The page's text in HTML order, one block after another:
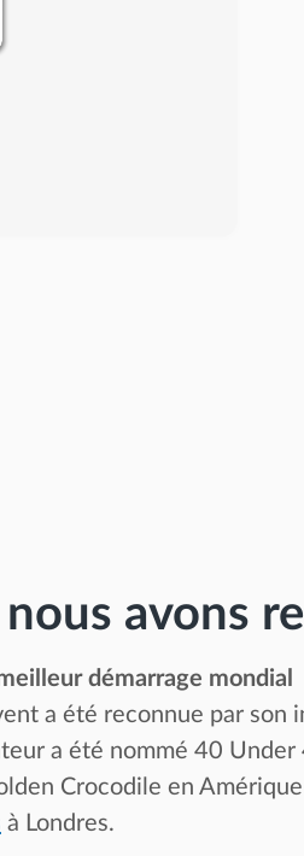
avons
démarrage mondial
a été reconnue par son
a été nommé 40 Under
Crocodile en
à Londres.